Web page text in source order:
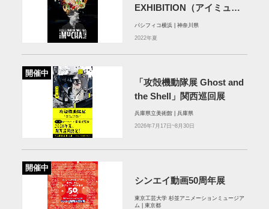
EXHIBITION（アイミュシ
ャ イマーシブ エキシビショ
ン）」
パシフィコ横浜 | 神奈川県
2022年夏
開催中
「攻殻機動隊展 Ghost and
the Shell」関西巡回展
兵庫県立美術館 | 兵庫県
2026年7月17日~8月30日
開催中
シンエイ動画50周年展
東京工芸大学 杉並アニメーションミュージア
ム | 東京都